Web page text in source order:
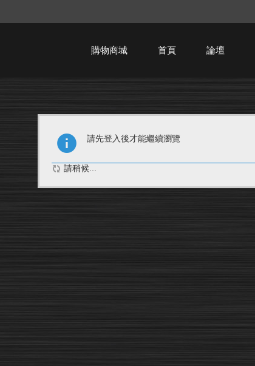
購物商城 首頁 論壇
請先登入後才能繼續瀏覽
請稍候...